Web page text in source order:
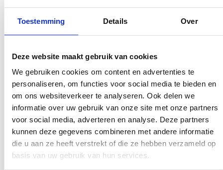
Toestemming Details Over
Deze website maakt gebruik van cookies
We gebruiken cookies om content en advertenties te
personaliseren, om functies voor social media te bieden en
om ons websiteverkeer te analyseren. Ook delen we
informatie over uw gebruik van onze site met onze partners
voor social media, adverteren en analyse. Deze partners
kunnen deze gegevens combineren met andere informatie
die u aan ze heeft verstrekt of die ze hebben verzameld op
basis van uw gebruik van hun services.
linkprofiel nog goed in orde zijn.
Bekijk de mogelijkheden
Shop direct
Werkt linkbuilding nog steeds in